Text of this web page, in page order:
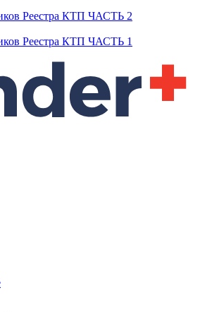
Реестра КТП ЧАСТЬ 2
Реестра КТП ЧАСТЬ 1